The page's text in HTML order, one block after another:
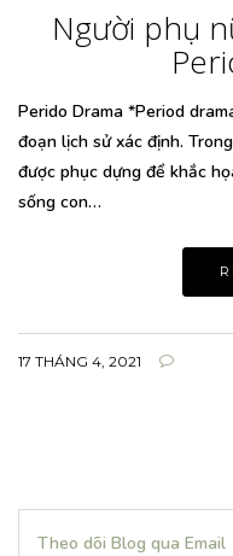
Người phụ
Perido Drama *Period
đoạn lịch sử xác định.
được phục dựng để khắc
sống con…
17 THÁNG 4, 2021
Theo dõi Blog qua Email